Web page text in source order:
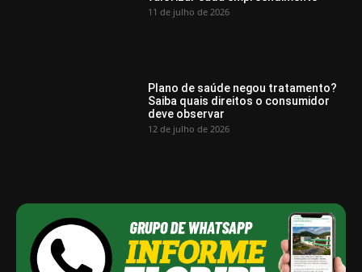
11 de julho de 2026
Plano de saúde negou tratamento?
Saiba quais direitos o consumidor
deve observar
12 de julho de 2026